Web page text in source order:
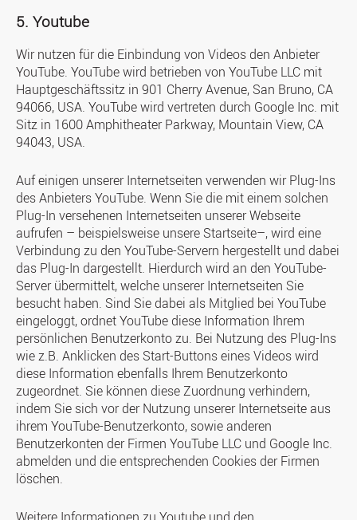
5. Youtube
Wir nutzen für die Einbindung von Videos den Anbieter
YouTube. YouTube wird betrieben von YouTube LLC mit
Hauptgeschäftssitz in 901 Cherry Avenue, San Bruno, CA
94066, USA. YouTube wird vertreten durch Google Inc. mit
Sitz in 1600 Amphitheater Parkway, Mountain View, CA
94043, USA.
Auf einigen unserer Internetseiten verwenden wir Plug-Ins
des Anbieters YouTube. Wenn Sie die mit einem solchen
Plug-In versehenen Internetseiten unserer Webseite
aufrufen – beispielsweise unsere Startseite–, wird eine
Verbindung zu den YouTube-Servern hergestellt und dabei
das Plug-In dargestellt. Hierdurch wird an den YouTube-
Server übermittelt, welche unserer Internetseiten Sie
besucht haben. Sind Sie dabei als Mitglied bei YouTube
eingeloggt, ordnet YouTube diese Information Ihrem
persönlichen Benutzerkonto zu. Bei Nutzung des Plug-Ins
wie z.B. Anklicken des Start-Buttons eines Videos wird
diese Information ebenfalls Ihrem Benutzerkonto
zugeordnet. Sie können diese Zuordnung verhindern,
indem Sie sich vor der Nutzung unserer Internetseite aus
ihrem YouTube-Benutzerkonto, sowie anderen
Benutzerkonten der Firmen YouTube LLC und Google Inc.
abmelden und die entsprechenden Cookies der Firmen
löschen.